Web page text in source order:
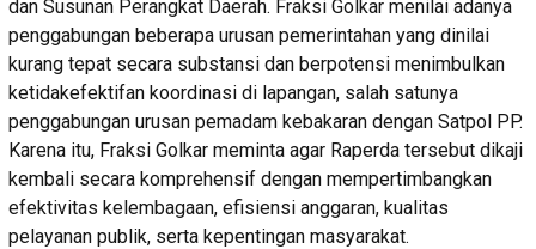
dan Susunan Perangkat Daerah. Fraksi Golkar menilai adanya
penggabungan beberapa urusan pemerintahan yang dinilai
kurang tepat secara substansi dan berpotensi menimbulkan
ketidakefektifan koordinasi di lapangan, salah satunya
penggabungan urusan pemadam kebakaran dengan Satpol PP.
Karena itu, Fraksi Golkar meminta agar Raperda tersebut dikaji
kembali secara komprehensif dengan mempertimbangkan
efektivitas kelembagaan, efisiensi anggaran, kualitas
pelayanan publik, serta kepentingan masyarakat.